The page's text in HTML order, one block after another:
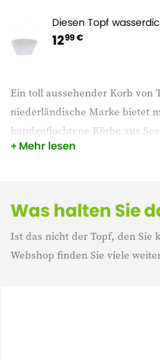
Ein toll aussehender Korb von
niederländische Marke bietet
handgeflochtene Körbe aus
exquisit. Die grobe Textur
Mehr lesen
Diesen Topf
1299 €
Was halten Sie
Ist das nicht der Topf, den Sie
Webshop finden Sie viele